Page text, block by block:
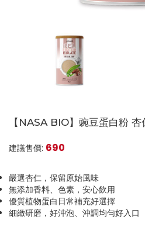
【NASA BIO】豌豆蛋白粉
建議售價: 690
嚴選杏仁，保留原始風味
無添加香料、色素，安心飲用
優質植物蛋白日常補充好選擇
細緻研磨，好沖泡、沖調均勻好入口